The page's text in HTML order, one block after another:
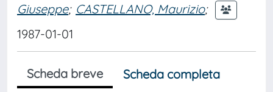
Giuseppe; CASTELLANO, Maurizio;
1987-01-01
Scheda breve
Scheda completa